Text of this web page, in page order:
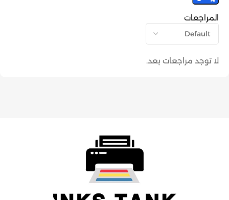
المراجعات
لا توجد مراجعات بعد.